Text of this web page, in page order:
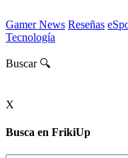
Gamer News Reseñas
Tecnología
Buscar 🔍
X
Busca en FrikiUp